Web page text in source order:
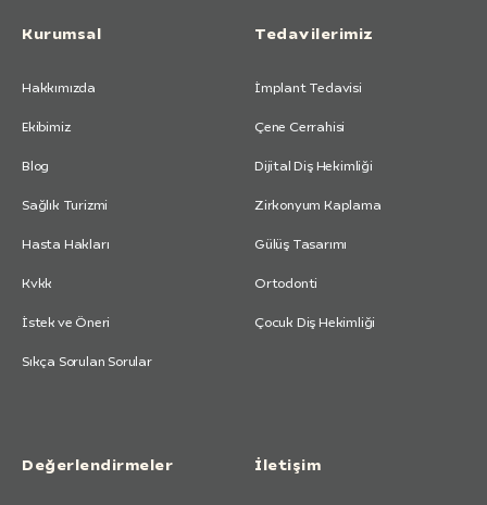
Kurumsal
Hakkımızda
Ekibimiz
Blog
Sağlık Turizmi
Hasta Hakları
Kvkk
İstek ve Öneri
Sıkça Sorulan Sorular
Tedavilerimiz
İmplant Tedavisi
Çene Cerrahisi
Dijital Diş Hekimliği
Zirkonyum Kaplama
Gülüş Tasarımı
Ortodonti
Çocuk Diş Hekimliği
Değerlendirmeler İletişim